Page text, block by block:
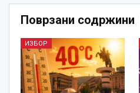
Поврзани содржини
ИЗБОР